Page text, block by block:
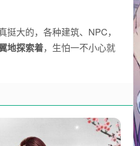
挺大的，各种建筑、NPC，
地探索着，生怕一不小心就